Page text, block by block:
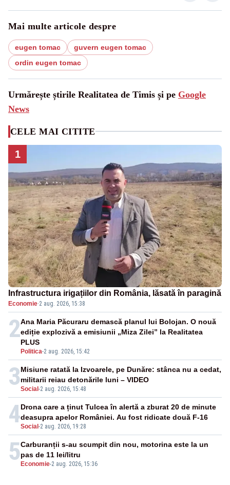
Mai multe articole despre
eugen tomac
guvern eugen tomac
ordin eugen tomac
Urmărește știrile Realitatea de Timis și pe Google
News
CELE MAI CITITE
1
Infrastructura irigațiilor din România, lăsată în paragină
Economie·2 aug. 2026, 15:38
2
Politica-2 aug. 2026, 15:42
Ana Maria Păcuraru demască planul lui Bolojan. O nouă
ediție explozivă a emisiunii „Miza Zilei” la Realitatea
PLUS
3Social -2 aug. 2026, 15:48
Misiune ratată la Izvoarele, pe Dunăre: stânca nu a cedat,
militarii reiau detonările luni – VIDEO
4Social -2 aug. 2026, 19:28
Drona care a ținut Tulcea în alertă a zburat 20 de minute
deasupra apelor României. Au fost ridicate două F-16
5 Economie-2 aug. 2026, 15:36
Carburanții s-au scumpit din nou, motorina este la un
pas de 11 lei/litru